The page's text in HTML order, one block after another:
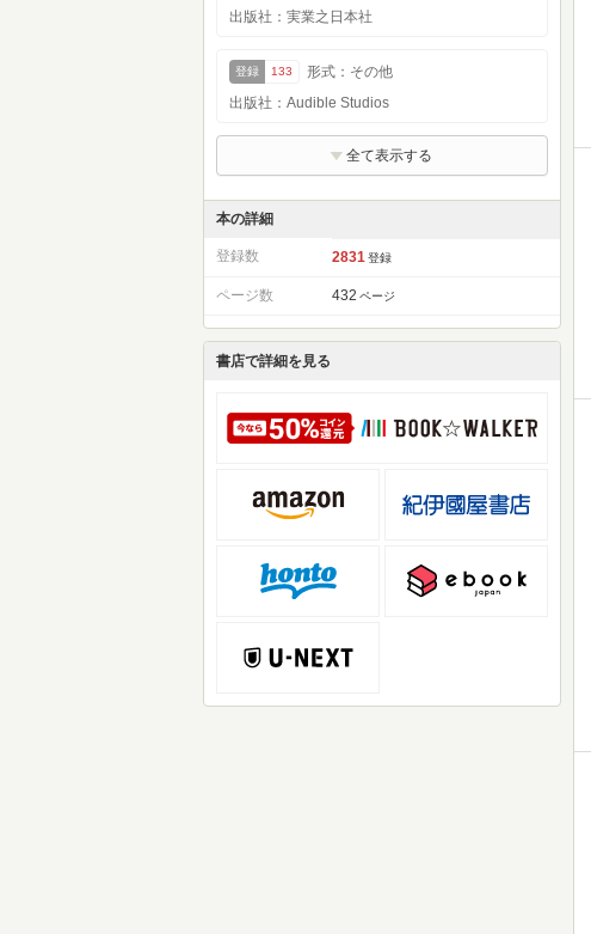
出版社：実業之日本社
登録 133
形式：その他
出版社：Audible Studios
全て表示する
本の詳細
登録数 2831 登録
ページ数 432 ページ
書店で詳細を見る